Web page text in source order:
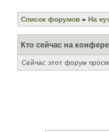
Список форумов » На
Кто сейчас на
Сейчас этот форум